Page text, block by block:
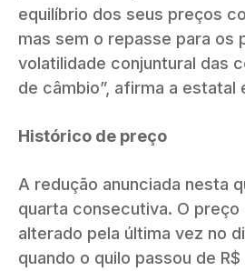
equilíbrio dos seus preços
mas sem o repasse para os
volatilidade conjuntural das
de câmbio”, afirma a estatal
Histórico de preço
A redução anunciada nesta
quarta consecutiva. O preço
alterado pela última vez no
quando o quilo passou de